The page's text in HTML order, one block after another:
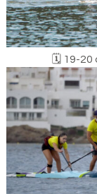
🗓️​ 19-20